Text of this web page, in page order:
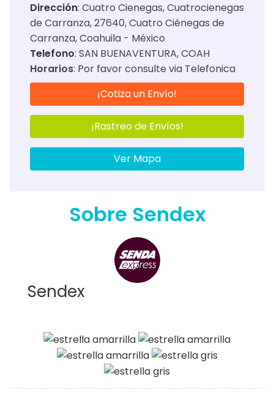
Dirección: Cuatro Cienegas, Cuatrocienegas
de Carranza, 27640, Cuatro Ciénegas de
Carranza, Coahuila - México
Telefono: SAN BUENAVENTURA, COAH
Horarios: Por favor consulte via Telefonica
¡Cotiza un Envío!
¡Rastreo de Envíos!
Ver Mapa
Sobre Sendex
Sendex